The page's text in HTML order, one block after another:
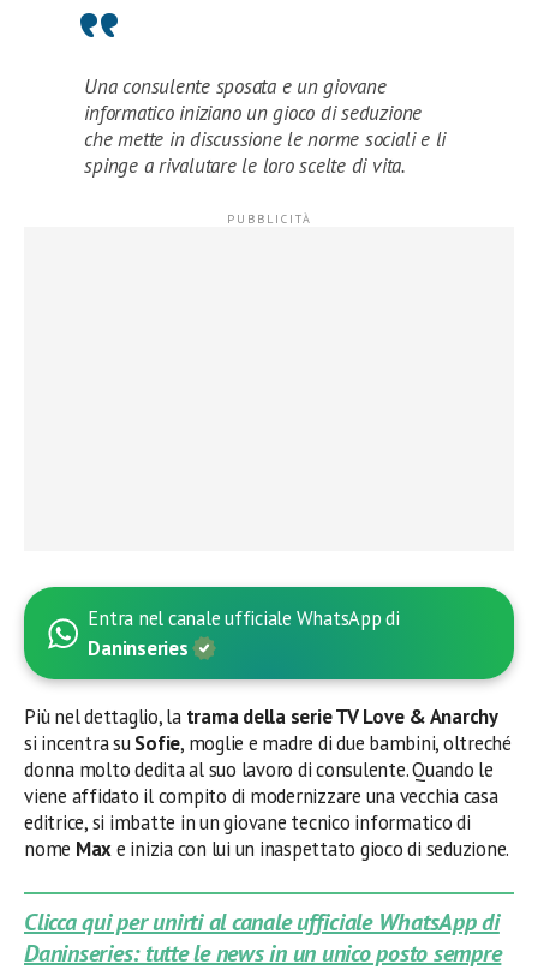
Una consulente sposata e un giovane
informatico iniziano un gioco di seduzione
che mette in discussione le norme sociali e li
spinge a rivalutare le loro scelte di vita.
Entra nel canale ufficiale WhatsApp di
Daninseries
Più nel dettaglio, la trama della serie TV Love & Anarchy
si incentra suSofie, moglie e madre di due bambini, oltreché
donna molto dedita al suo lavoro di consulente. Quando le
viene affidato il compito di modernizzare una vecchia casa
editrice, si imbatte in un giovane tecnico informatico di
nome Maxe inizia con lui un inaspettato gioco di seduzione.
Clicca qui per unirti al canale ufficiale WhatsApp di
Daninseries: tutte le news in un unico posto sempre